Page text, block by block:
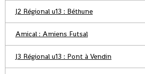
J2 Régional u13 : Béthune
Amical : Amiens Futsal
J3 Régional u13 : Pont à Vendin